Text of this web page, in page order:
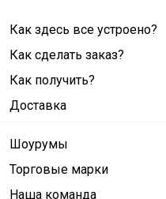
Как здесь все устроено?
Как сделать заказ?
Как получить?
Доставка
Шоурумы
Торговые марки
Наша команда